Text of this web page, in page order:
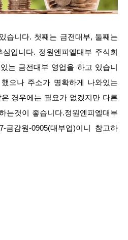
습니다. 첫째는 금전대부, 둘째는
입니다. 정원엔피엘대부 주식회
는 금전대부 영업을 하고 있습니
으나 주소가 명확하게 나와있는
경우에는 필요가 없겠지만 다른
는것이 좋습니다.정원엔피엘대부
금감원-0905(대부업)이니 참고하